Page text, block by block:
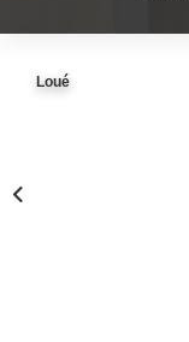
Loué